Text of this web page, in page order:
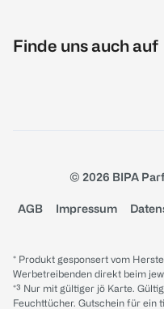
Finde uns auch auf
© 2026 BIPA
AGB Impressum
* Produkt gesponsert vom
Werbetreibenden direkt beim
*³ Nur mit gültiger jö Karte.
Feuchttücher. Gutschein für ein